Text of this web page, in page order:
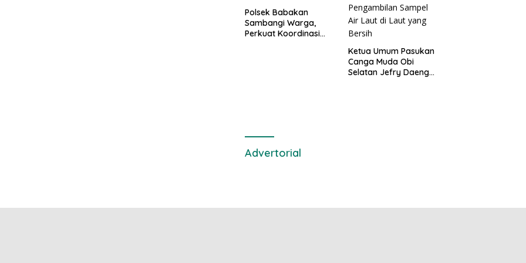
Polsek Babakan
Sambangi Warga,
Perkuat Koordinasi
Ketua Umum Pasukan
Canga Muda Obi
Selatan Jefry Daeng
Advertorial